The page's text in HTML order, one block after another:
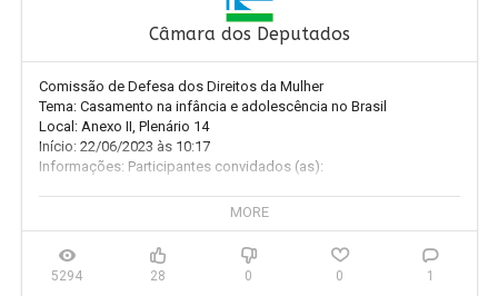
Câmara dos Deputados
Comissão de Defesa dos Direitos da Mulher
Tema: Casamento na infância e adolescência no Brasil
Local: Anexo II, Plenário 14
Início: 22/06/2023 às 10:17
Informações: Participantes convidados (as):
Representante do Fundo de População da ONU - UNFPA
LUCIANA REIS
MORE
5294 28 0 0 1